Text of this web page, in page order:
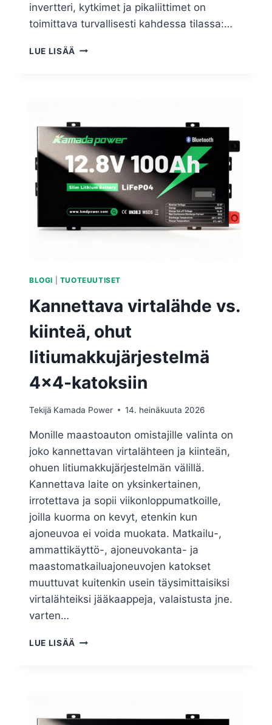
invertteri, kytkimet ja pikaliittimet on
toimittava turvallisesti kahdessa tilassa:…
LUE LISÄÄ
BLOGI TUOTEUUTISET
Kannettava virtalähde vs.
kiinteä, ohut
litiumakkujärjestelmä
4×4-katoksiin
Tekijä Kamada Power 14. heinäkuuta 2026
Monille maastoauton omistajille valinta on
joko kannettavan virtalähteen ja kiinteän,
ohuen litiumakkujärjestelmän välillä.
Kannettava laite on yksinkertainen,
irrotettava ja sopii viikonloppumatkoille,
joilla kuorma on kevyt, etenkin kun
ajoneuvoa ei voida muokata. Matkailu-,
ammattikäyttö-, ajoneuvokanta- ja
maastomatkailuajoneuvojen katokset
muuttuvat kuitenkin usein täysimittaisiksi
virtalähteiksi jääkaappeja, valaistusta jne.
varten…
LUE LISÄÄ